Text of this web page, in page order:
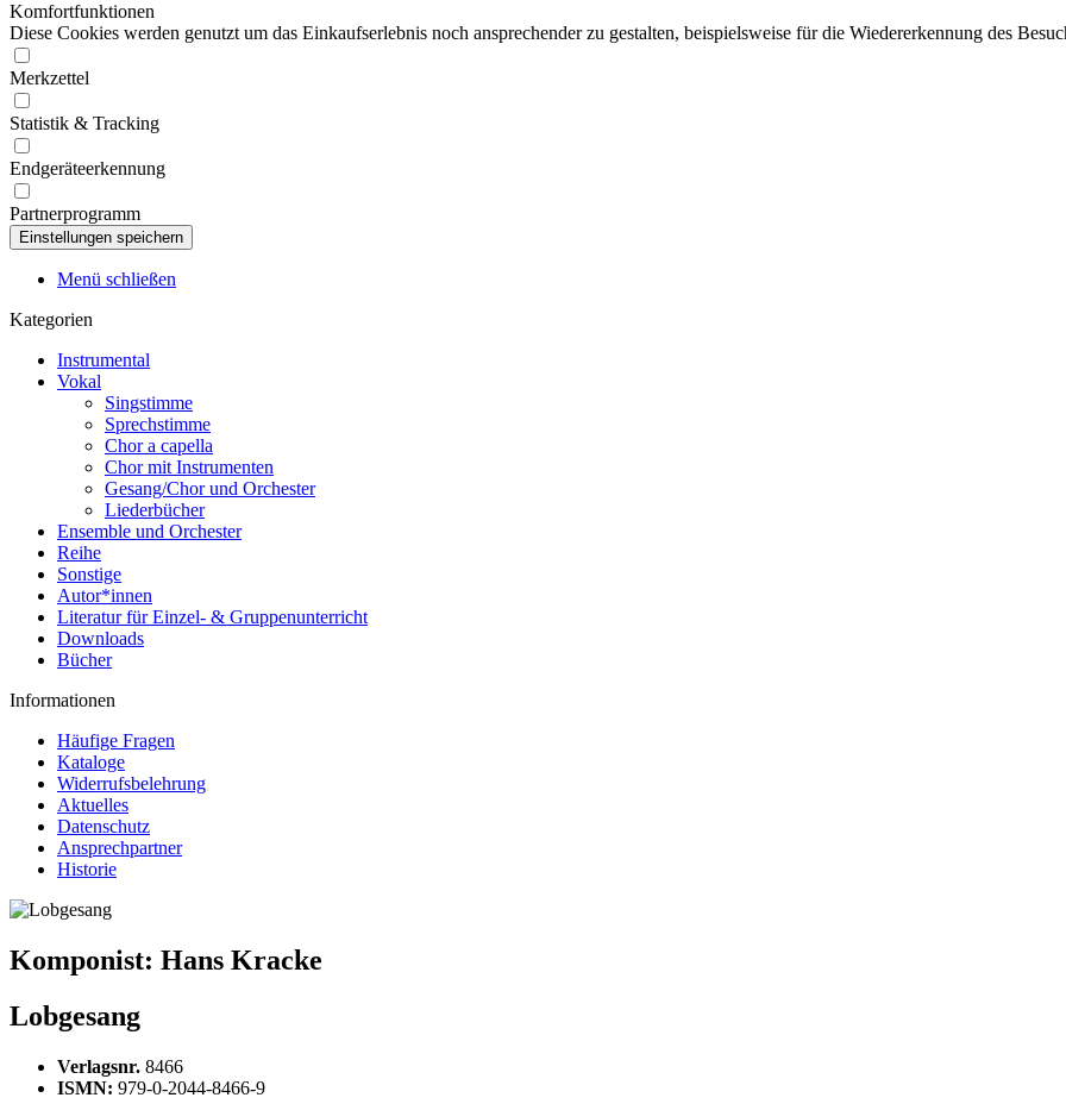
Komfortfunktionen
Diese Cookies werden genutzt um das Einkaufserlebnis noch ansprechender zu gestalten, beispielsweise für die Wiedererkennung des
Merkzettel
Statistik & Tracking
Endgeräteerkennung
Partnerprogramm
Menü schließen
Kategorien
Instrumental
Vokal
Singstimme
Sprechstimme
Chor a capella
Chor mit Instrumenten
Gesang/Chor und Orchester
Liederbücher
Ensemble und Orchester
Reihe
Sonstige
Autor*innen
Literatur für Einzel- & Gruppenunterricht
Downloads
Bücher
Informationen
Häufige Fragen
Kataloge
Widerrufsbelehrung
Aktuelles
Datenschutz
Ansprechpartner
Historie
Komponist: Hans Kracke
Lobgesang
Verlagsnr. 8466
ISMN: 979-0-2044-8466-9